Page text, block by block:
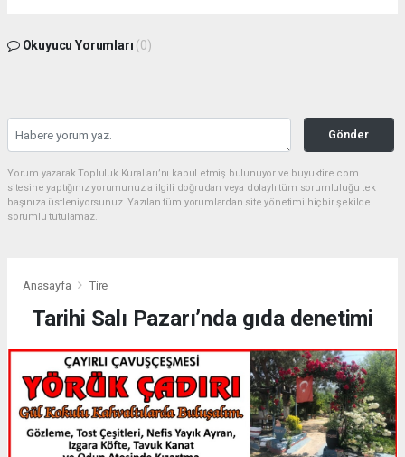
Okuyucu Yorumları (0)
Gönder
Yorum yazarak Topluluk Kuralları’nı kabul etmiş bulunuyor ve buyuktire.com
sitesine yaptığınız yorumunuzla ilgili doğrudan veya dolaylı tüm sorumluluğu tek
başınıza üstleniyorsunuz. Yazılan tüm yorumlardan site yönetimi hiçbir şekilde
sorumlu tutulamaz.
Anasayfa Tire
Tarihi Salı Pazarı’nda gıda denetimi